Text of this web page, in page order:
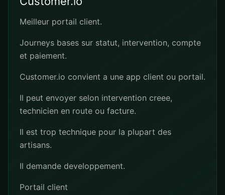
Meilleur portail client.
Journeys bases sur statut, intervention, compte
et paiement.
Customer.io convient a une app client ou portail.
Il peut envoyer selon intervention creee,
technicien en route ou facture.
Il est trop technique pour la plupart des
artisans.
Il demande developpement.
Portail client